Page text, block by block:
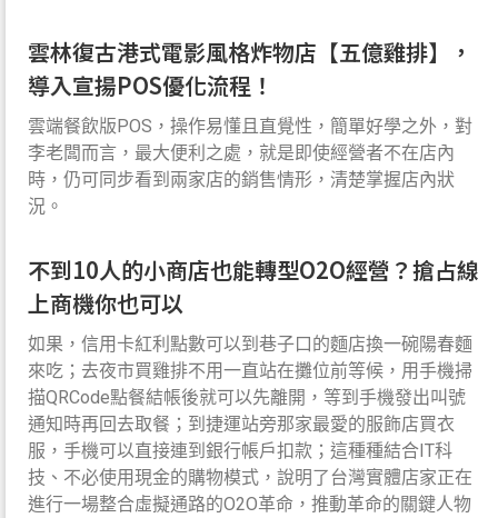
雲林復古港式電影風格炸物店【五億雞排】，
導入宣揚POS優化流程！
雲端餐飲版POS，操作易懂且直覺性，簡單好學之外，對
李老闆而言，最大便利之處，就是即使經營者不在店內
時，仍可同步看到兩家店的銷售情形，清楚掌握店內狀
況。
不到10人的小商店也能轉型O2O經營？搶占線
上商機你也可以
如果，信用卡紅利點數可以到巷子口的麵店換一碗陽春麵
來吃；去夜市買雞排不用一直站在攤位前等候，用手機掃
描QRCode點餐結帳後就可以先離開，等到手機發出叫號
通知時再回去取餐；到捷運站旁那家最愛的服飾店買衣
服，手機可以直接連到銀行帳戶扣款；這種種結合IT科
技、不必使用現金的購物模式，說明了台灣實體店家正在
進行一場整合虛擬通路的O2O革命，推動革命的關鍵人物